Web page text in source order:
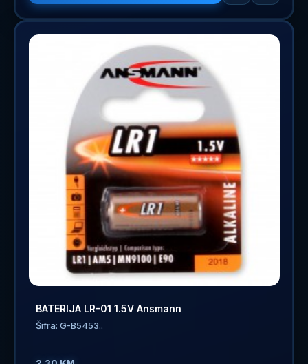
BATERIJA LR-01 1.5V Ansmann
Šifra: G-B5453..